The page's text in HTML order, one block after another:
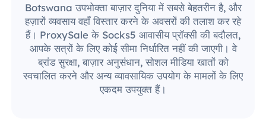
Botswana उपभोक्ता बाज़ार दुनिया में सबसे बेहतरीन है, और
हज़ारों व्यवसाय वहाँ विस्तार करने के अवसरों की तलाश कर रहे
हैं। ProxySale के Socks5 आवासीय प्रॉक्सी की बदौलत,
आपके सत्रों के लिए कोई सीमा निर्धारित नहीं की जाएगी। वे
ब्रांड सुरक्षा, बाज़ार अनुसंधान, सोशल मीडिया खातों को
स्वचालित करने और अन्य व्यावसायिक उपयोग के मामलों के लिए
एकदम उपयुक्त हैं।